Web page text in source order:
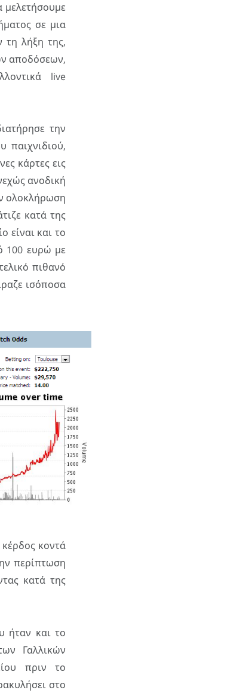
μελετήσουμε
σε μια
τη λήξη της,
αποδόσεων,
live
την
παιχνιδιού,
κάρτες εις
ανοδική
ολοκλήρωση
κατά της
είναι και το
100 ευρώ με
πιθανό
ισόποσα
κοντά
περίπτωση
κατά της
ήταν και το
Γαλλικών
πριν το
στο